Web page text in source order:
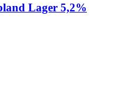
Lager 5,2%